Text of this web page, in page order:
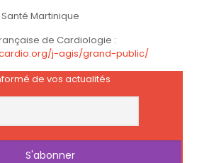
Martinique
de Cardiologie :
j-agis/grand-public/
de vos actualités